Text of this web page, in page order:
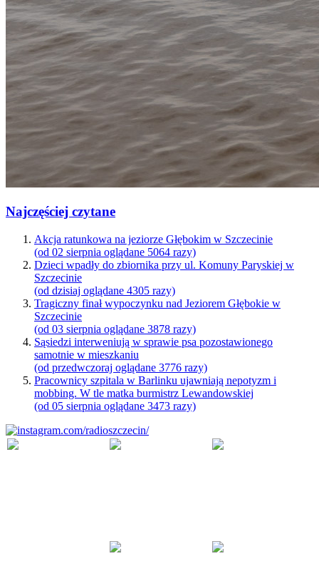
Najczęściej czytane
Akcja ratunkowa na jeziorze Głębokim w Szczecinie
(od 02 sierpnia oglądane 5064 razy)
Dzieci wpadły do zbiornika przy ul. Komuny Paryskiej w
Szczecinie
(od dzisiaj oglądane 4305 razy)
Tragiczny finał wypoczynku nad Jeziorem Głębokie w
Szczecinie
(od 03 sierpnia oglądane 3878 razy)
Sąsiedzi interweniują w sprawie psa pozostawionego
samotnie w mieszkaniu
(od przedwczoraj oglądane 3776 razy)
Pracownicy szpitala w Barlinku ujawniają nepotyzm i
mobbing. W tle matka burmistrz Lewandowskiej
(od 05 sierpnia oglądane 3473 razy)